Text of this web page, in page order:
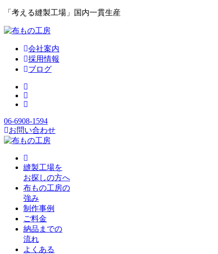
「考える縫製工場」国内一貫生産
会社案内
採用情報
ブログ
06-6908-1594
お問い合わせ
縫製工場を
お探しの方へ
布もの工房の
強み
制作事例
ご料金
納品までの
流れ
よくある